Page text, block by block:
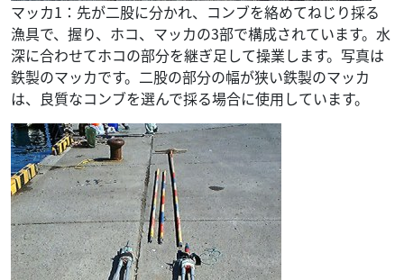
マッカ1：先が二股に分かれ、コンブを絡めてねじり採る
漁具で、握り、ホコ、マッカの3部で構成されています。水
深に合わせてホコの部分を継ぎ足して操業します。写真は
鉄製のマッカです。二股の部分の幅が狭い鉄製のマッカ
は、良質なコンブを選んで採る場合に使用しています。